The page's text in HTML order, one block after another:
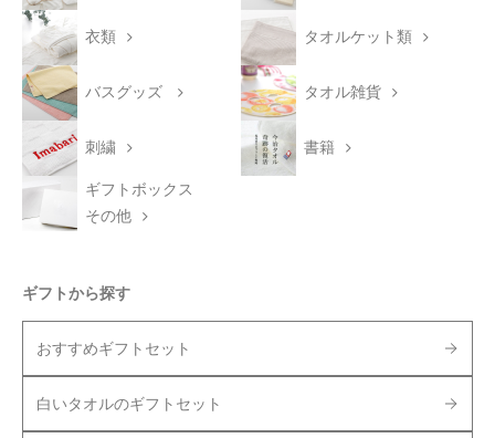
衣類 タオルケット類
バスグッズ タオル雑貨
刺繍 書籍
ギフトボックス
その他
ギフトから探す
おすすめギフトセット
白いタオルのギフトセット